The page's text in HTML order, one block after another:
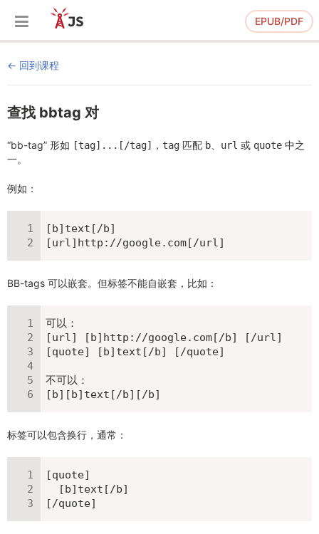
EPUB/PDF
回到课程
查找 bbtag 对
“bb-tag” 形如 [tag]...[/tag] ， tag 匹配 b url 或 quote 中之
一。
例如：
[b]text[/b]
[url]http://google.com[/url]
BB-tags 可以嵌套。但标签不能自嵌套，比如：
可以：
[url] [b]http://google.com[/b] [/url]
[quote] [b]text[/b] [/quote]
不可以：
[b][b]text[/b][/b]
标签可以包含换行，通常：
[quote]
  [b]text[/b]
[/quote]